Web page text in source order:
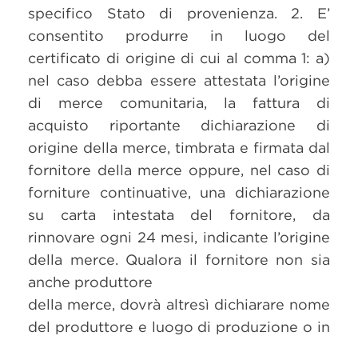
specifico Stato di provenienza. 2. E’
consentito produrre in luogo del
certificato di origine di cui al comma 1: a)
nel caso debba essere attestata l’origine
di merce comunitaria, la fattura di
acquisto riportante dichiarazione di
origine della merce, timbrata e firmata dal
fornitore della merce oppure, nel caso di
forniture continuative, una dichiarazione
su carta intestata del fornitore, da
rinnovare ogni 24 mesi, indicante l’origine
della merce. Qualora il fornitore non sia
anche produttore
della merce, dovrà altresì dichiarare nome
del produttore e luogo di produzione o in